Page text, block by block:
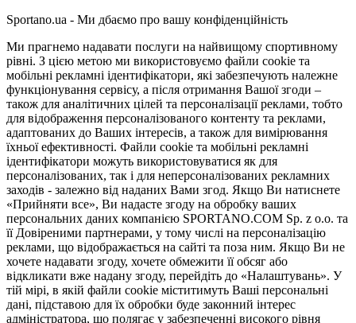
Sportano.ua - Ми дбаємо про вашу конфіденційність
Ми прагнемо надавати послуги на найвищому спортивному
рівні. З цією метою ми використовуємо файли cookie та
мобільні рекламні ідентифікатори, які забезпечують належне
функціонування сервісу, а після отримання Вашої згоди –
також для аналітичних цілей та персоналізації реклами, тобто
для відображення персоналізованого контенту та реклами,
адаптованих до Ваших інтересів, а також для вимірювання
їхньої ефективності. Файли cookie та мобільні рекламні
ідентифікатори можуть використовуватися як для
персоналізованих, так і для неперсоналізованих рекламних
заходів - залежно від наданих Вами згод. Якщо Ви натиснете
«Прийняти все», Ви надасте згоду на обробку ваших
персональних даних компанією SPORTANO.COM Sp. z o.o. та
її Довіреними партнерами, у тому числі на персоналізацію
реклами, що відображається на сайті та поза ним. Якщо Ви не
хочете надавати згоду, хочете обмежити її обсяг або
відкликати вже надану згоду, перейдіть до «Налаштувань». У
тій мірі, в якій файли cookie міститимуть Ваші персональні
дані, підставою для їх обробки буде законний інтерес
адміністратора, що полягає у забезпеченні високого рівня